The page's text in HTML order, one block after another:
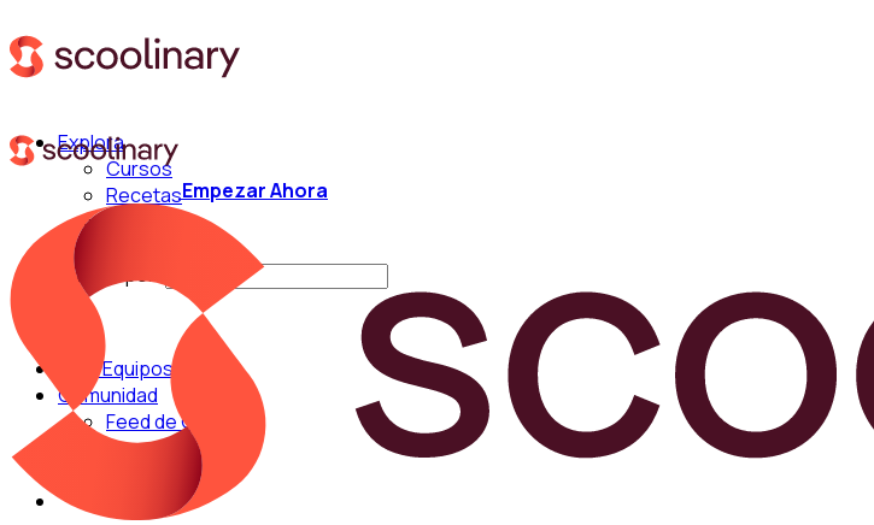
Explora
Cursos
Recetas
Buscar por:
Para Equipos
Comunidad
Feed de Cocina
Blog
Empezar Ahora